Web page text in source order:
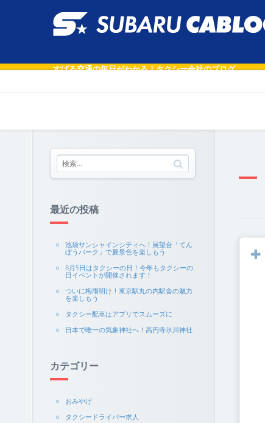
すばる交通の毎日がわかる！タクシー会社のブログ
最近の投稿
池袋サンシャインシティへ！展望台「てん
ぼうパーク」で夏景色を楽しもう
8月5日はタクシーの日！今年もタクシーの
日イベントが開催されます！
ついに梅雨明け！東京駅丸の内駅舎の魅力
を楽しもう
タクシー配車はアプリでスムーズに
日本で唯一の気象神社へ！高円寺氷川神社
カテゴリー
おみやげ
タクシードライバー求人